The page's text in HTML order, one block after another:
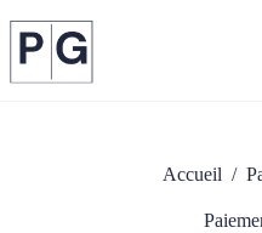
contenu
Accueil /